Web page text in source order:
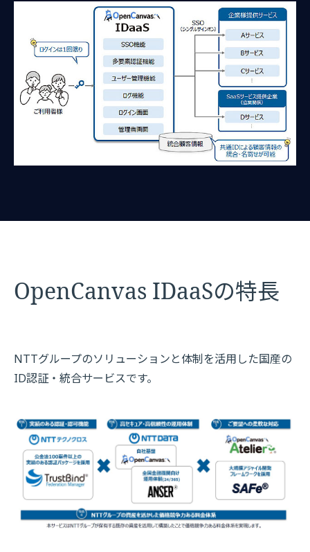
OpenCanvas IDaaSの特長
NTTグループのソリューションと体制を活用した国産の
ID認証・統合サービスです。